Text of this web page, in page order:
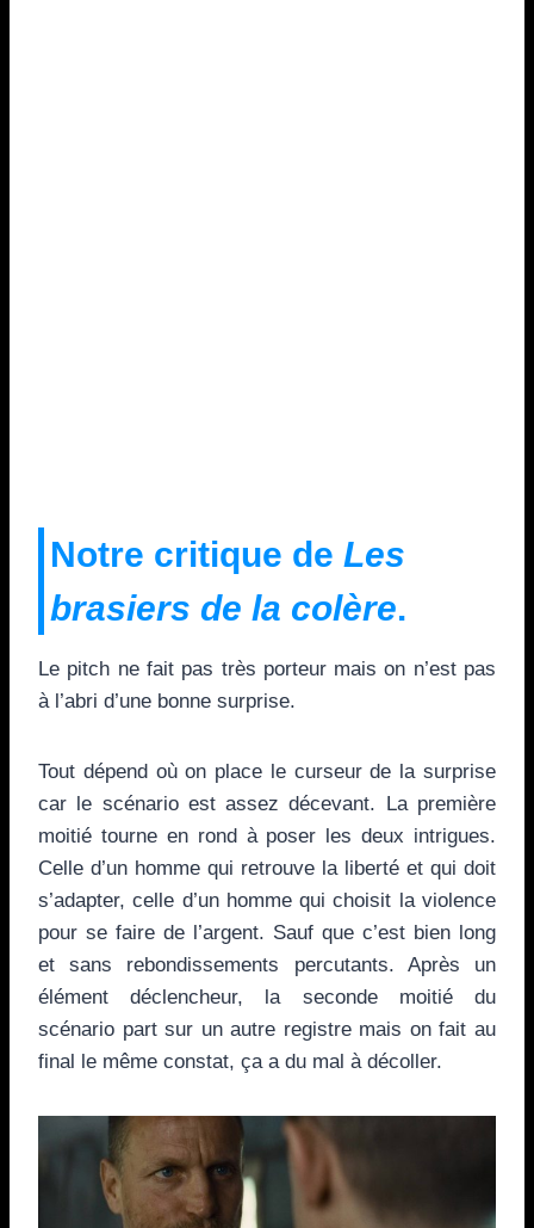
Notre critique de Les
brasiers de la colère.
Le pitch ne fait pas très porteur mais on n’est pas
à l’abri d’une bonne surprise.
Tout dépend où on place le curseur de la surprise
car le scénario est assez décevant. La première
moitié tourne en rond à poser les deux intrigues.
Celle d’un homme qui retrouve la liberté et qui doit
s’adapter, celle d’un homme qui choisit la violence
pour se faire de l’argent. Sauf que c’est bien long
et sans rebondissements percutants. Après un
élément déclencheur, la seconde moitié du
scénario part sur un autre registre mais on fait au
final le même constat, ça a du mal à décoller.